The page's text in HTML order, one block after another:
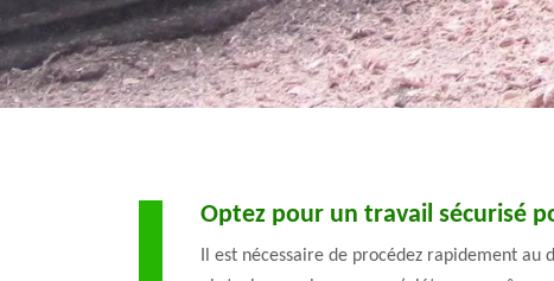
Optez pour un travail sécurisé
Il est nécessaire de procédez rapidement au